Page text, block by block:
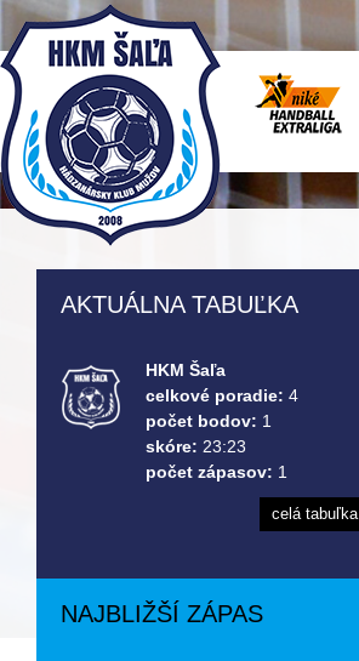
AKTUÁLNA TABUĽKA
HKM Šaľa
celkové poradie: 4
počet bodov: 1
skóre: 23:23
počet zápasov: 1
celá tabuľka
NAJBLIŽŠÍ ZÁPAS